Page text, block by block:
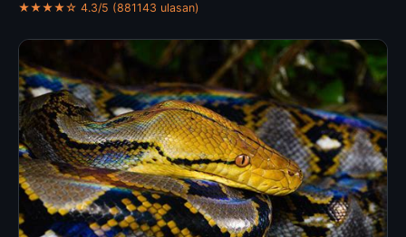
★★★★☆ 4.3/5 (881143 ulasan)